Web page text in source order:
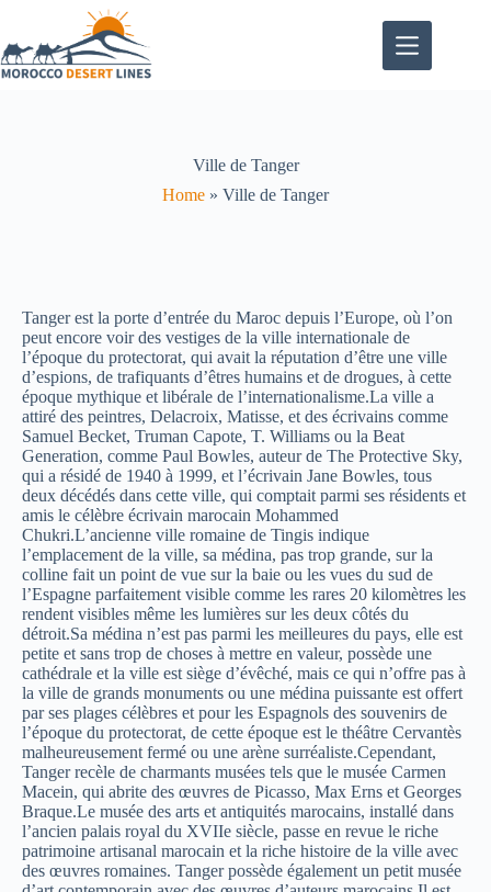
Ville de Tanger
Home » Ville de Tanger
Tanger est la porte d’entrée du Maroc depuis l’Europe, où l’on
peut encore voir des vestiges de la ville internationale de
l’époque du protectorat, qui avait la réputation d’être une ville
d’espions, de trafiquants d’êtres humains et de drogues, à cette
époque mythique et libérale de l’internationalisme.La ville a
attiré des peintres, Delacroix, Matisse, et des écrivains comme
Samuel Becket, Truman Capote, T. Williams ou la Beat
Generation, comme Paul Bowles, auteur de The Protective Sky,
qui a résidé de 1940 à 1999, et l’écrivain Jane Bowles, tous
deux décédés dans cette ville, qui comptait parmi ses résidents et
amis le célèbre écrivain marocain Mohammed
Chukri.L’ancienne ville romaine de Tingis indique
l’emplacement de la ville, sa médina, pas trop grande, sur la
colline fait un point de vue sur la baie ou les vues du sud de
l’Espagne parfaitement visible comme les rares 20 kilomètres les
rendent visibles même les lumières sur les deux côtés du
détroit.Sa médina n’est pas parmi les meilleures du pays, elle est
petite et sans trop de choses à mettre en valeur, possède une
cathédrale et la ville est siège d’évêché, mais ce qui n’offre pas à
la ville de grands monuments ou une médina puissante est offert
par ses plages célèbres et pour les Espagnols des souvenirs de
l’époque du protectorat, de cette époque est le théâtre Cervantès
malheureusement fermé ou une arène surréaliste.Cependant,
Tanger recèle de charmants musées tels que le musée Carmen
Macein, qui abrite des œuvres de Picasso, Max Erns et Georges
Braque.Le musée des arts et antiquités marocains, installé dans
l’ancien palais royal du XVIIe siècle, passe en revue le riche
patrimoine artisanal marocain et la riche histoire de la ville avec
des œuvres romaines. Tanger possède également un petit musée